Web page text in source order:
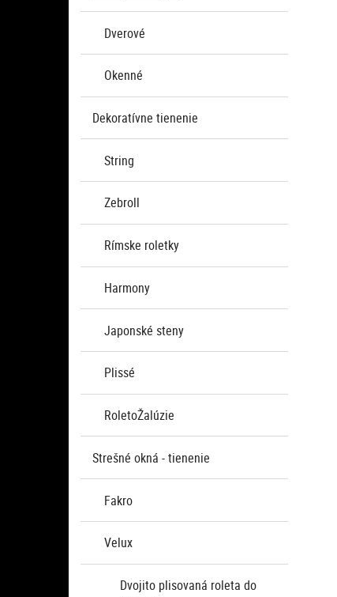
Dverové
Okenné
Dekoratívne tienenie
String
Zebroll
Rímske roletky
Harmony
Japonské steny
Plissé
RoletoŽalúzie
Strešné okná - tienenie
Fakro
Velux
Dvojito plisovaná roleta do